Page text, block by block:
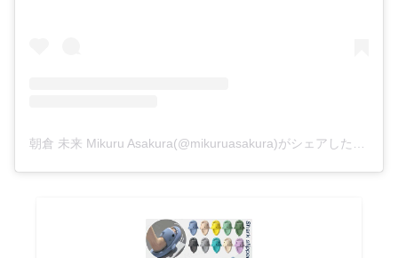
朝倉 未来 Mikuru Asakura(@mikuruasakura)がシェアした投稿